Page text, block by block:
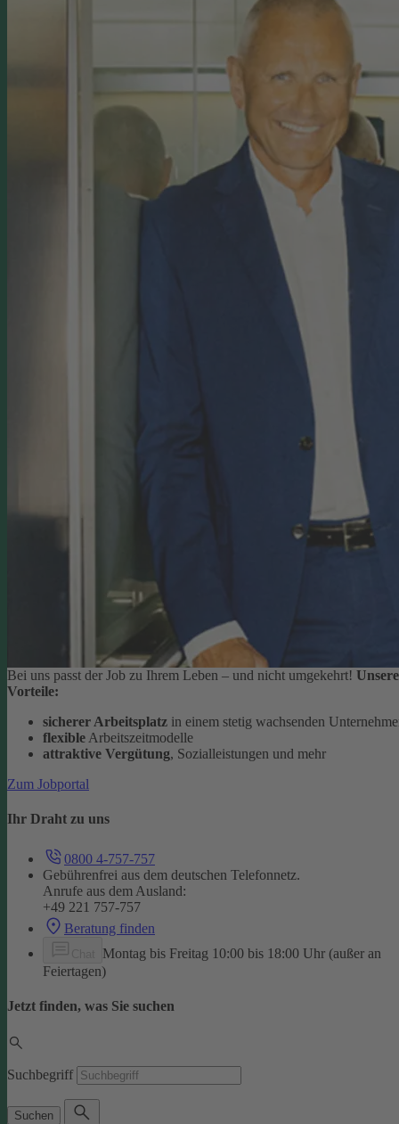
Bei uns passt der Job zu Ihrem Leben – und nicht umgekehrt! Unsere
Vorteile:
sicherer Arbeitsplatz in einem stetig wachsenden
flexible Arbeitszeitmodelle
attraktive Vergütung, Sozialleistungen und mehr
Zum Jobportal
Ihr Draht zu uns
0800 4-757-757
Gebührenfrei aus dem deutschen Telefonnetz.
Anrufe aus dem Ausland:
+49 221 757-757
Beratung finden
Montag bis Freitag 10:00 bis 18:00 Uhr (außer an
Feiertagen)
Jetzt finden, was Sie suchen
Suchbegriff
Suchen